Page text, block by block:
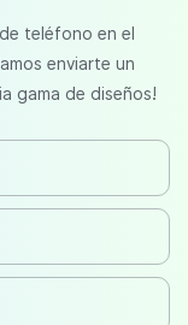
teléfono en el
enviarte un
gama de diseños!